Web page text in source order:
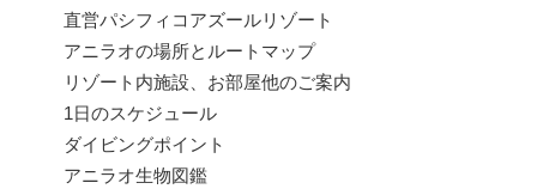
直営パシフィコアズールリゾート
アニラオの場所とルートマップ
リゾート内施設、お部屋他のご案内
1日のスケジュール
ダイビングポイント
アニラオ生物図鑑